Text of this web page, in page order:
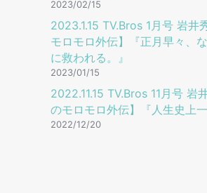
2023/02/15
2023.1.15 TV.Bros 1⽉号 岩井
モロモロ外伝】『正月早々、
に救われる。』
2023/01/15
2022.11.15 TV.Bros 11⽉号 岩
のモロモロ外伝】『人生史上
2022/12/20